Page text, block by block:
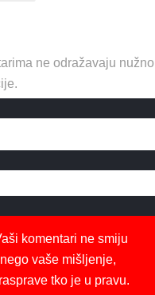
ne odražavaju nužno
komentari ne smiju
vaše mišljenje,
tko je u pravu.